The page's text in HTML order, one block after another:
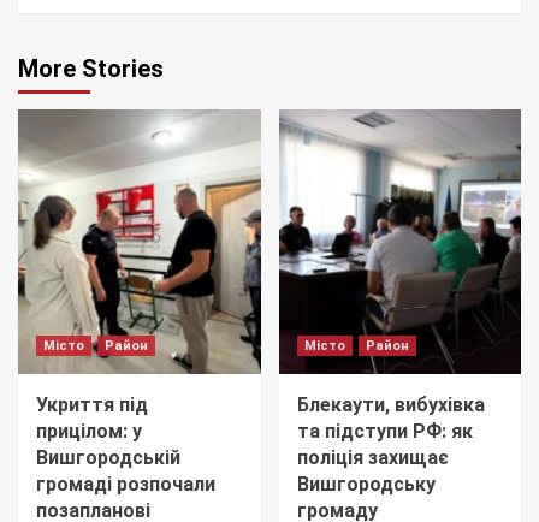
More Stories
Місто Район
Укриття під
прицілом: у
Вишгородській
громаді розпочали
позапланові
Місто Район
Блекаути, вибухівка
та підступи РФ: як
поліція захищає
Вишгородську
громаду